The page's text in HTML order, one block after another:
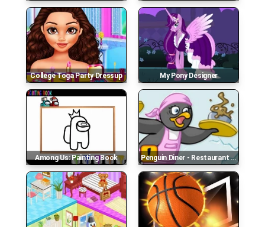
College Toga Party Dressup My Pony Designer
Among Us: Painting Book Penguin Diner - Restaurant Dash